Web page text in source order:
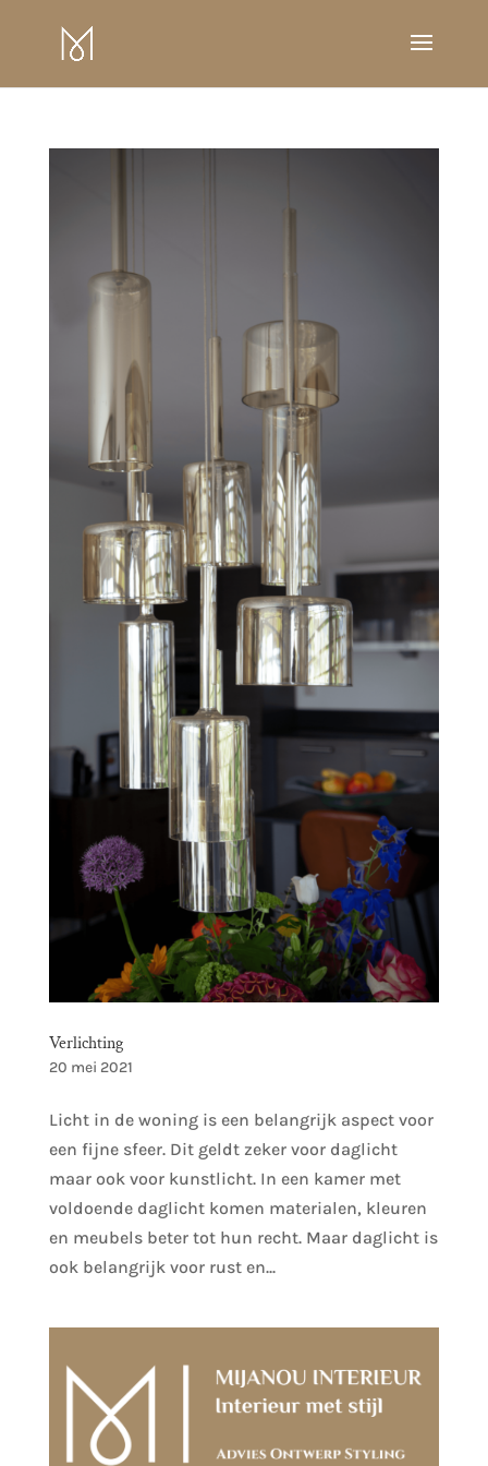
Verlichting
20 mei 2021
Licht in de woning is een belangrijk aspect voor
een fijne sfeer. Dit geldt zeker voor daglicht
maar ook voor kunstlicht. In een kamer met
voldoende daglicht komen materialen, kleuren
en meubels beter tot hun recht. Maar daglicht is
ook belangrijk voor rust en...